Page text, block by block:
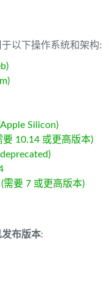
以下操作系统和架构:
Silicon)
要 10.14 或更高版本)
要 7 或更高版本)
发布版本: